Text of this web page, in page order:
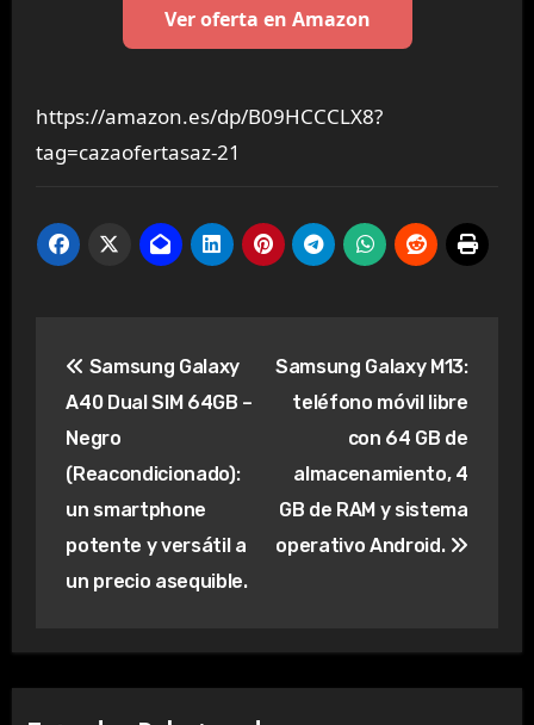
Ver oferta en Amazon
https://amazon.es/dp/B09HCCCLX8?
tag=cazaofertasaz-21
de
entradas
Samsung Galaxy
A40 Dual SIM 64GB –
Negro
(Reacondicionado):
un smartphone
potente y versátil a
un precio asequible.
Samsung Galaxy M13:
teléfono móvil libre
con 64 GB de
almacenamiento, 4
GB de RAM y sistema
operativo Android.